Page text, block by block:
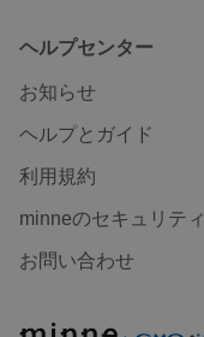
ヘルプセンター
お知らせ
ヘルプとガイド
利用規約
minneのセキュリティ
お問い合わせ